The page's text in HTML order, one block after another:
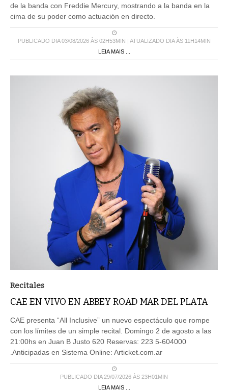
de la banda con Freddie Mercury, mostrando a la banda en la
cima de su poder como actuación en directo.
PUBLICADO DIA 03/08/2026 ÀS 02H53MIN | ATUALIZADO DIA ÀS 11H14MIN
LEIA MAIS ...
Recitales
CAE EN VIVO EN ABBEY ROAD MAR DEL PLATA
CAE presenta “All Inclusive” un nuevo espectáculo que rompe
con los límites de un simple recital. Domingo 2 de agosto a las
21:00hs en Juan B Justo 620 Reservas: 223 5-604000
.Anticipadas en Sistema Online: Articket.com.ar
PUBLICADO DIA 29/07/2026 ÀS 23H01MIN
LEIA MAIS ...